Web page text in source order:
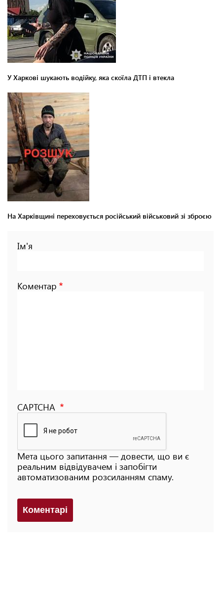
У Харкові шукають водійку, яка скоїла ДТП і втекла
На Харківщині переховується російський військовий зі зброєю
Ім'я
Коментар
CAPTCHA
Мета цього запитання — довести, що ви є
реальним відвідувачем і запобігти
автоматизованим розсиланням спаму.
Коментарi